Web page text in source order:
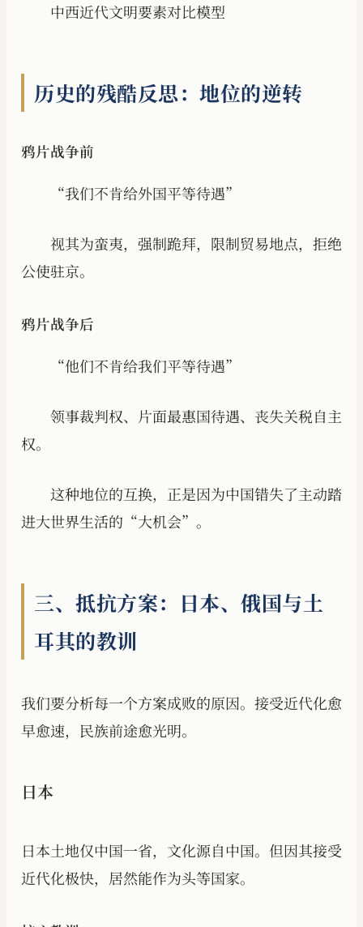
中西近代文明要素对比模型
历史的残酷反思：地位的逆转
鸦片战争前
“我们不肯给外国平等待遇”
视其为蛮夷，强制跪拜，限制贸易地点，拒绝
公使驻京。
鸦片战争后
“他们不肯给我们平等待遇”
领事裁判权、片面最惠国待遇、丧失关税自主
权。
这种地位的互换，正是因为中国错失了主动踏
进大世界生活的“大机会”。
三、抵抗方案：日本、俄国与土
耳其的教训
我们要分析每一个方案成败的原因。接受近代化愈
早愈速，民族前途愈光明。
日本
日本土地仅中国一省，文化源自中国。但因其接受
近代化极快，居然能作为头等国家。